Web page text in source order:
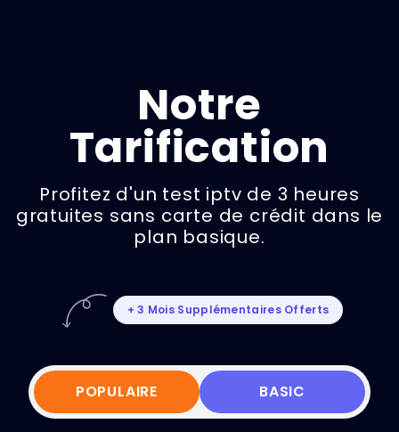
Notre
Tarification
Profitez d'un test iptv de 3 heures
gratuites sans carte de crédit dans le
plan basique.
+ 3 Mois Supplémentaires Offerts
POPULAIRE BASIC